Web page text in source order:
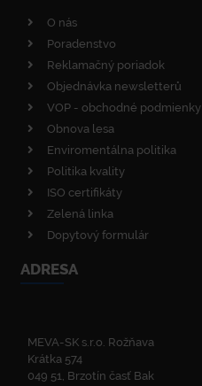
O nás
Poradenstvo
Reklamačný poriadok
Objednávka newsletterů
VOP - obchodné podmienky
Obnova lesa
Enviromentálna politika
Politika kvality
ISO certifikáty
Zelená linka
Dopytový formulár
ADRESA
MEVA-SK s.r.o. Rožňava
Krátka 574
049 51, Brzotín časť Bak